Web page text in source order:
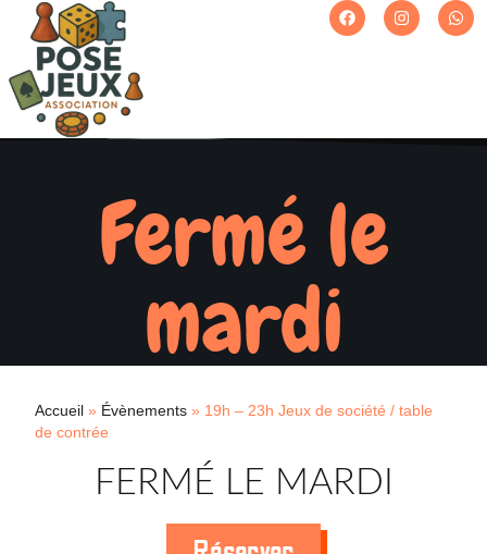
Fermé le
mardi
Accueil » Évènements » 19h – 23h Jeux de société / table
de contrée
FERMÉ LE MARDI